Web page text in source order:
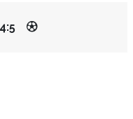
4:5